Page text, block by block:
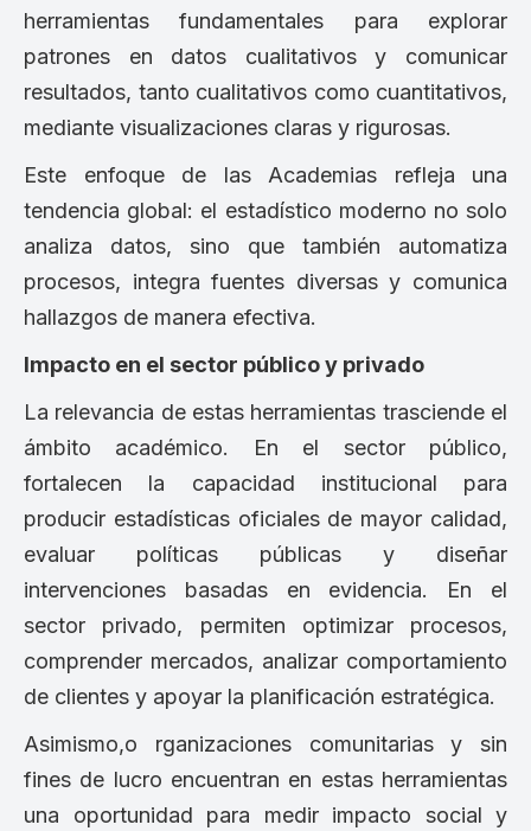
herramientas fundamentales para explorar
patrones en datos cualitativos y comunicar
resultados, tanto cualitativos como cuantitativos,
mediante visualizaciones claras y rigurosas.
Este enfoque de las Academias refleja una
tendencia global: el estadístico moderno no solo
analiza datos, sino que también automatiza
procesos, integra fuentes diversas y comunica
hallazgos de manera efectiva.
Impacto en el sector público y privado
La relevancia de estas herramientas trasciende el
ámbito académico. En el sector público,
fortalecen la capacidad institucional para
producir estadísticas oficiales de mayor calidad,
evaluar políticas públicas y diseñar
intervenciones basadas en evidencia. En el
sector privado, permiten optimizar procesos,
comprender mercados, analizar comportamiento
de clientes y apoyar la planificación estratégica.
Asimismo,o rganizaciones comunitarias y sin
fines de lucro encuentran en estas herramientas
una oportunidad para medir impacto social y